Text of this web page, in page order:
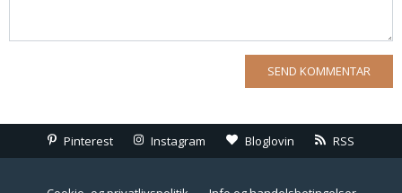
Pinterest Instagram Bloglovin RSS